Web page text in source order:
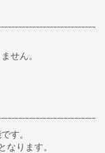
せん。
す。
なります。